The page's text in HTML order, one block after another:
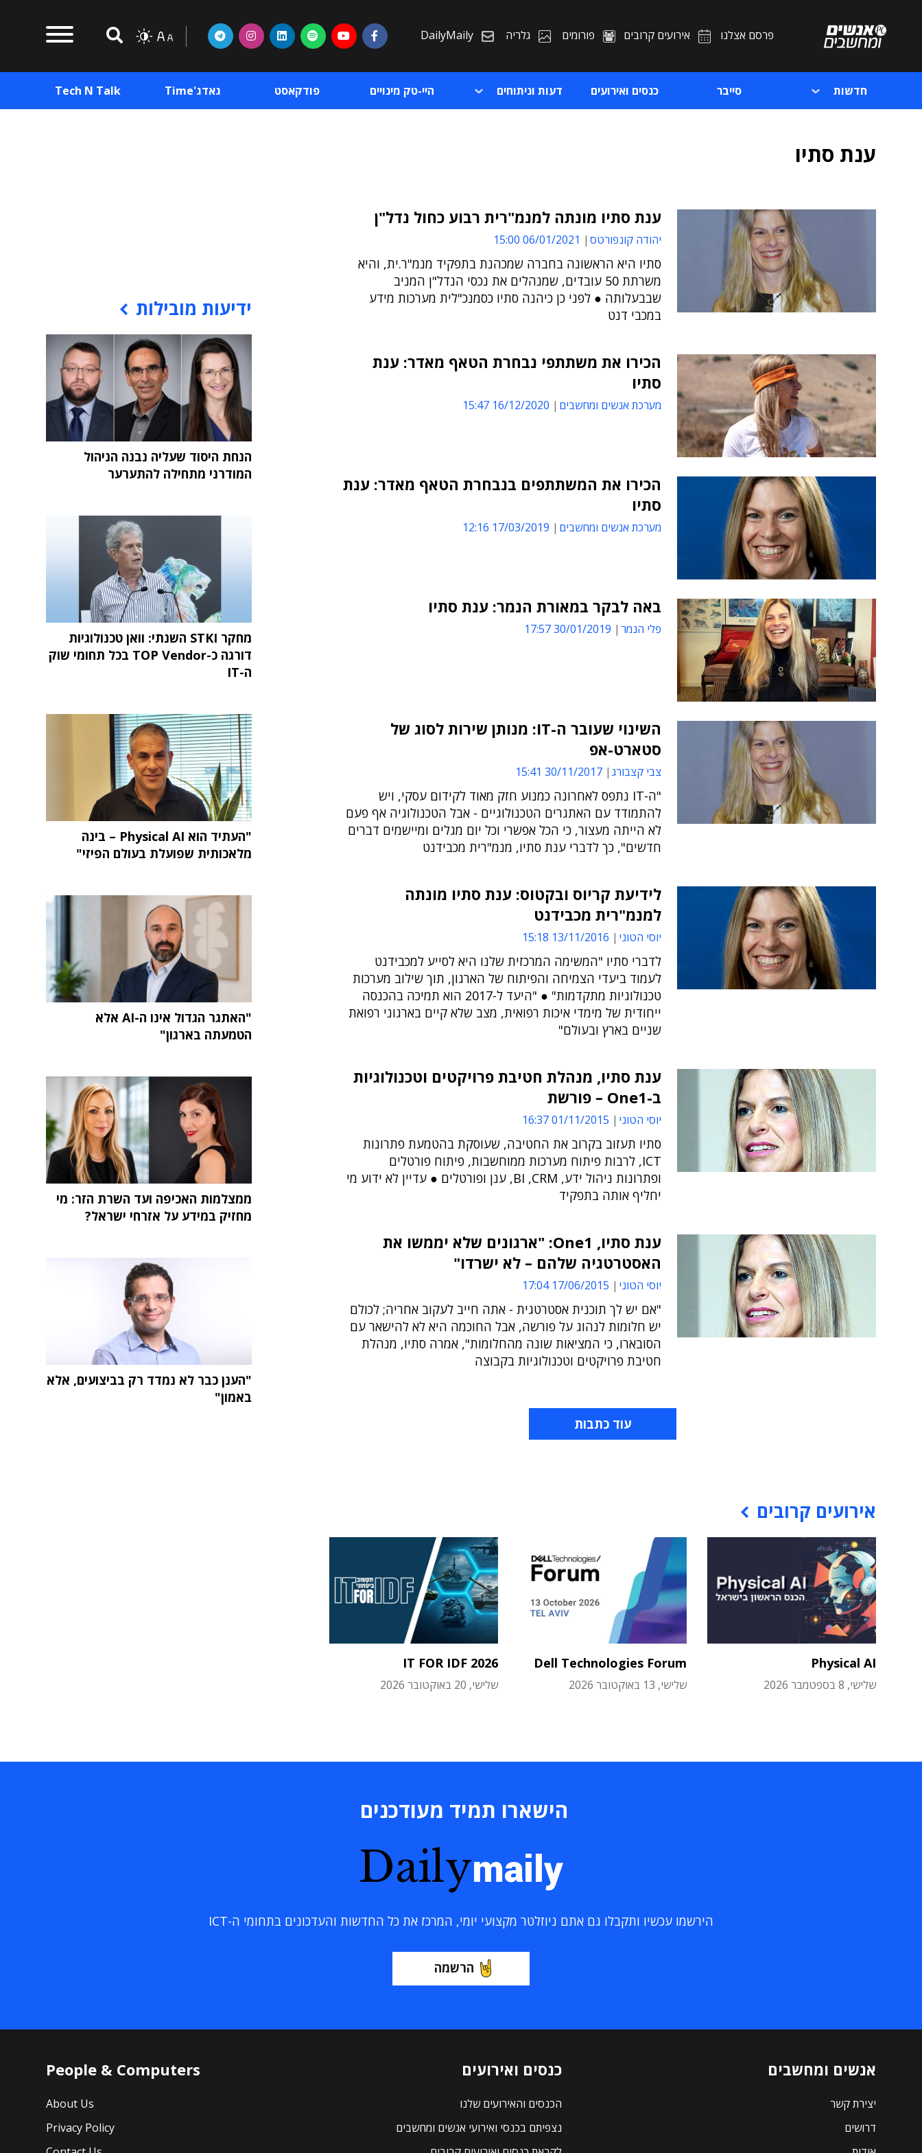
פרסם אצלנו אירועים קרובים פורומים גלריה DailyMaily
חדשות סייבר כנסים ואירועים דעות וניתוחים היי-טק מינויים פודקאסט גאדג'Time Tech N Talk
ענת סתיו
ענת סתיו מונתה למנמ"רית רבוע כחול נדל"ן
יהודה קונפורטס 06/01/2021 15:00
סתיו היא הראשונה בחברה שמכהנת בתפקיד מנמ"ר.ית, והיא
משרתת 50 עובדים, שמנהלים את נכסי הנדל"ן המניב
שבבעלותה ● לפני כן כיהנה סתיו כסמנכ"לית מערכות מידע
במכבי דנט
הכירו את משתתפי נבחרת הטאף מאדר: ענת
סתיו
מערכת אנשים ומחשבים 16/12/2020 15:47
הכירו את המשתתפים בנבחרת הטאף מאדר: ענת
סתיו
מערכת אנשים ומחשבים 17/03/2019 12:16
באה לבקר במאורת הנמר: ענת סתיו
פלי הנמר 30/01/2019 17:57
השינוי שעובר ה-IT: מנותן שירות לסוג של
סטארט-אפ
צבי קצבורג 30/11/2017 15:41
"ה-IT נתפס לאחרונה כמנוע חזק מאוד לקידום עסקי, ויש
להתמודד עם האתגרים הטכנולוגיים - אבל הטכנולוגיה אף פעם
לא הייתה מעצור, כי הכל אפשרי וכל יום מגלים ומיישמים דברים
חדשים", כך לדברי ענת סתיו, מנמ"רית מכבידנט
לידיעת קריוס ובקטוס: ענת סתיו מונתה
למנמ"רית מכבידנט
יוסי הטוני 13/11/2016 15:18
לדברי סתיו "המשימה המרכזית שלנו היא לסייע למכבידנט
לעמוד ביעדי הצמיחה והפיתוח של הארגון, תוך שילוב מערכות
טכנולוגיות מתקדמות" ● "היעד ל-2017 הוא תמיכה בהכנסה
ייחודית של מימדי איכות רפואית, מצב שלא קיים בארגוני רפואת
שניים בארץ ובעולם"
ענת סתיו, מנהלת חטיבת פרויקטים וטכנולוגיות
ב-One1 – פורשת
יוסי הטוני 01/11/2015 16:37
סתיו תעזוב בקרוב את החטיבה, שעוסקת בהטמעת פתרונות
ICT, לרבות פיתוח מערכות ממוחשבות, פיתוח פורטלים
ופתרונות ניהול ידע, BI ,CRM, ענן ופורטלים ● עדיין לא ידוע מי
יחליף אותה בתפקיד
ענת סתיו, One1: "ארגונים שלא יממשו את
האסטרטגיה שלהם – לא ישרדו"
יוסי הטוני 17/06/2015 17:04
"אם יש לך תוכנית אסטרטגית - אתה חייב לעקוב אחריה; לכולם
יש חלומות לנהוג על פורשה, אבל החוכמה היא לא להישאר עם
הסובארו, כי המציאות שונה מהחלומות", אמרה סתיו, מנהלת
חטיבת פרויקטים וטכנולוגיות בקבוצה
עוד כתבות
אירועים קרובים
Physical AI
שלישי, 8 בספטמבר 2026
Dell Technologies Forum
שלישי, 13 באוקטובר 2026
IT FOR IDF 2026
שלישי, 20 באוקטובר 2026
ידיעות מובילות
הנחת היסוד שעליה נבנה הניהול
המודרני מתחילה להתערער
מחקר STKI השנתי: וואן טכנולוגיות
דורגה כ-TOP Vendor בכל תחומי שוק
ה-IT
"העתיד הוא Physical AI – בינה
מלאכותית שפועלת בעולם הפיזי"
"האתגר הגדול אינו ה-AI אלא
הטמעתה בארגון"
ממצלמות האכיפה ועד השרת הזר: מי
מחזיק במידע על אזרחי ישראל?
"הענן כבר לא נמדד רק בביצועים, אלא
באמון"
הישארו תמיד מעודכנים
Dailymaily
הירשמו עכשיו ותקבלו גם אתם ניוזלטר מקצועי יומי, המרכז את כל החדשות והעדכונים בתחומי ה-ICT
הרשמה
אנשים ומחשבים
יצירת קשר
דרושים
כנסים ואירועים
הכנסים והאירועים שלנו
נצפיתם בכנסי ואירועי אנשים ומחשבים
People & Computers
About Us
Privacy Policy